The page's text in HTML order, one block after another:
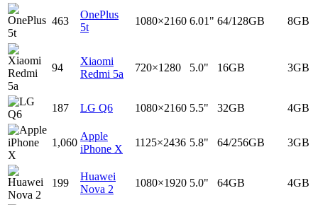
463
OnePlus
5t
1080×2160 6.01" 64/128GB 8GB
94
Xiaomi
Redmi 5a
720×1280 5.0" 16GB 3GB
187 LG Q6 1080×2160 5.5" 32GB 4GB
1,060
Apple
iPhone X
1125×2436 5.8" 64/256GB 3GB
199
Huawei
Nova 2
1080×1920 5.0" 64GB 4GB